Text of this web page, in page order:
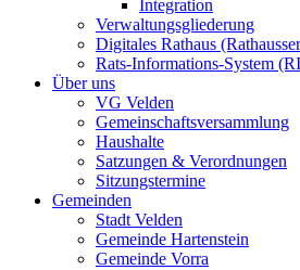
Integration
Verwaltungsgliederung
Digitales Rathaus
Rats-Informations-System
Über uns
VG Velden
Gemeinschaftsversammlung
Haushalte
Satzungen & Verordnungen
Sitzungstermine
Gemeinden
Stadt Velden
Gemeinde Hartenstein
Gemeinde Vorra